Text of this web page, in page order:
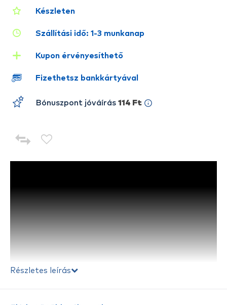
Részletes leírás
Készleten
Szállítási idő: 1-3 munkanap
Kupon érvényesíthető
Fizethetsz bankkártyával
Bónuszpont jóváírás 114 Ft